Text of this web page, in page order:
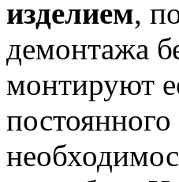
изделием,
демонтажа
монтируют